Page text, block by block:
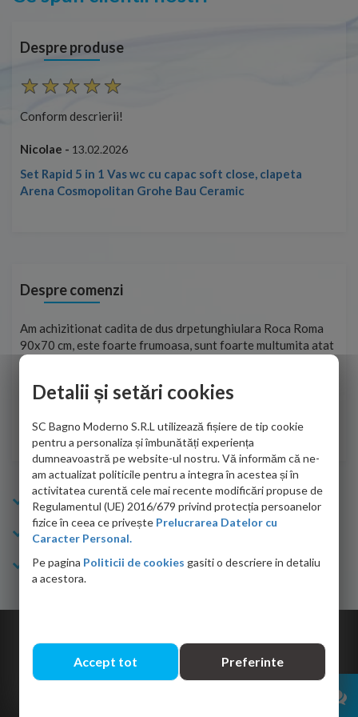
Despre produse
Conform descrierii!
Nicolae - 13.02.2026
Set Rapid 5 in 1 Vas wc cu capac soft close, clapeta
Arena Cosmopolitan Grohe Bau Ceramic
Despre comenzi
Am achizitionat cadita de dus drpetunghiulara Roca Roma
90x70 cm, este foarte frumoasa, sunt foarte multumita atat
de personalul firmei dvs. cu care am colaborat in obtinerea
adus coletul in siguranta.Numai bine, va doresc!
Sofrone Viviana -28.07.2026
Info Bagno
Cumparaturi
Suport clienti
Detalii și setări cookies
SC Bagno Moderno S.R.L utilizează fișiere de tip cookie
pentru a personaliza și îmbunătăți experiența
dumneavoastră pe website-ul nostru. Vă informăm că ne-
am actualizat politicile pentru a integra în acestea și în
activitatea curentă cele mai recente modificări propuse de
Regulamentul (UE) 2016/679 privind protecția persoanelor
fizice în ceea ce privește Prelucrarea Datelor cu
Caracter Personal.
Pe pagina Politicii de cookies gasiti o descriere in detaliu
a acestora.
Accept tot Preferinte